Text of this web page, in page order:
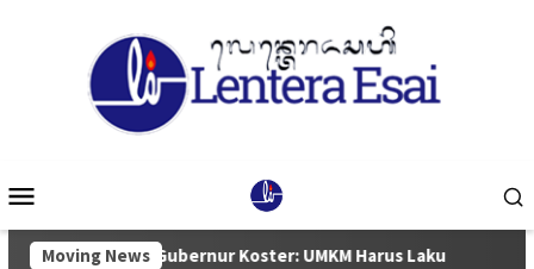
Mobile
Moving NewsGubernur Koster: UMKM Harus Laku